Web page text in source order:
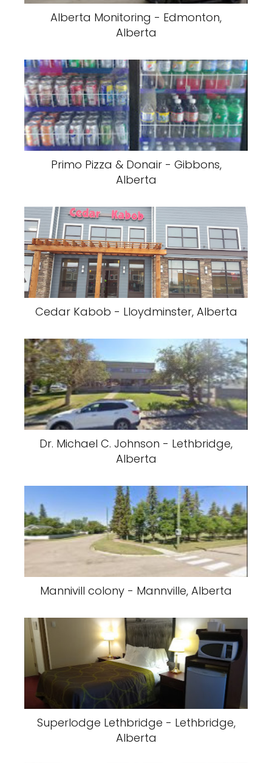
Alberta Monitoring - Edmonton,
Alberta
Primo Pizza & Donair - Gibbons,
Alberta
Cedar Kabob - Lloydminster, Alberta
Dr. Michael C. Johnson - Lethbridge,
Alberta
Mannivill colony - Mannville, Alberta
Superlodge Lethbridge - Lethbridge,
Alberta